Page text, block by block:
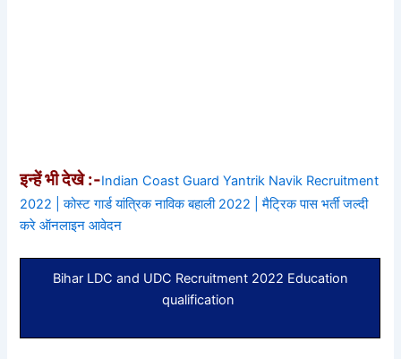
इन्हें भी देखे :-Indian Coast Guard Yantrik Navik Recruitment
2022 | कोस्ट गार्ड यांत्रिक नाविक बहाली 2022 | मैट्रिक पास भर्ती जल्दी
करे ऑनलाइन आवेदन
Bihar LDC and UDC Recruitment 2022 Education
qualification